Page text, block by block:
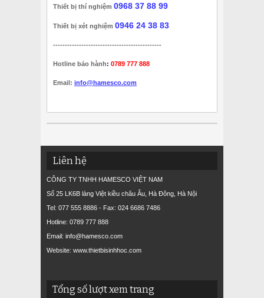
Thiết bị thí nghiệm 0968 37 88 99
Thiết bị xét nghiệm 0946 24 38 83
----------------------------------------------
Hotline bảo hành: 0789 777 888
Email: info@hamesco.com
Liên hệ
CÔNG TY TNHH HAMESCO VIỆT NAM
Số 25 LK6B làng Việt kiều châu Âu, Hà Đông, Hà Nội
Tel: 077 555 8886 - Fax: 024 6686 7486
Hotline: 0789 777 888
Email: info@hamesco.com
Website: www.thietbisinhhoc.com
Tổng số lượt xem trang